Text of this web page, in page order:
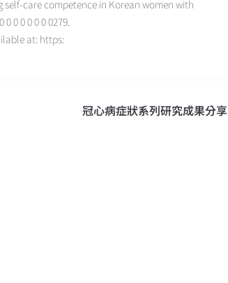
self-care competence in Korean women with
0 0 0 0 0 0279.
at: https:
冠心病症狀系列研究成果分享